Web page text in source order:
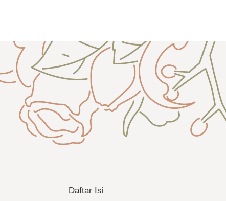
Daftar Isi